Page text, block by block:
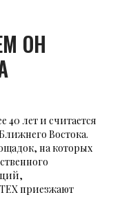
ОН
40 лет и считается
Востока.
на которых
приезжают